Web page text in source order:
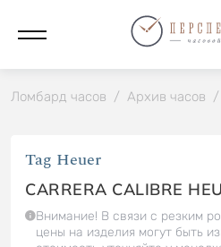
Ломбард часов / Архив часов /
Tag Heuer
CARRERA CALIBRE
Внимание! В связи с резким
цены на изделия могут быть